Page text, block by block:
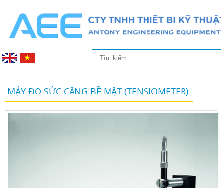
MÁY ĐO SỨC CĂNG BỀ MẶT (TENSIOMETER)